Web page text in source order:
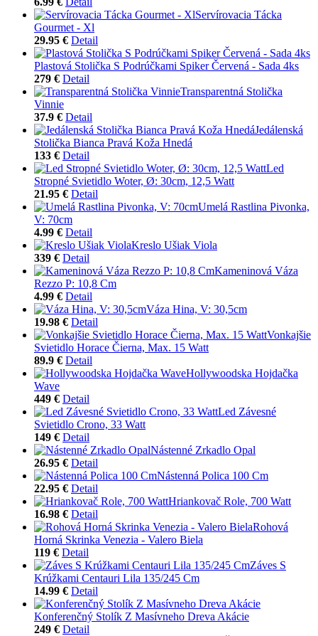
Servírovacia Tácka
Gourmet - Xl
29.95 € Detail
Plastová Stolička S Podrúčkami Spiker Červená - Sada 4ks
279 € Detail
Transparentná Stolička
Vinnie
37.9 € Detail
Jedálenská
Stolička Bianca Pravá Koža Hnedá
133 € Detail
Led
Stropné Svietidlo Woter, Ø: 30cm, 12,5 Watt
21.95 € Detail
Umelá Rastlina Pivonka,
V: 70cm
4.99 € Detail
Kreslo Ušiak Viola
339 € Detail
Kameninová Váza
Rezzo P: 10,8 Cm
4.99 € Detail
Váza Hina, V: 30,5cm
19.98 € Detail
Vonkajšie
Svietidlo Horace Čierna, Max. 15 Watt
89.9 € Detail
Hollywoodska Hojdačka
Wave
449 € Detail
Led Závesné
Svietidlo Crono, 33 Watt
149 € Detail
Nástenné Zrkadlo Opal
26.95 € Detail
Nástenná Polica 100 Cm
22.95 € Detail
Hriankovač Role, 700 Watt
16.98 € Detail
Rohová
Horná Skrinka Venezia - Valero Biela
119 € Detail
Záves S
Krúžkami Centauri Lila 135/245 Cm
14.99 € Detail
Konferenčný Stolík Z Masívneho Dreva Akácie
249 € Detail